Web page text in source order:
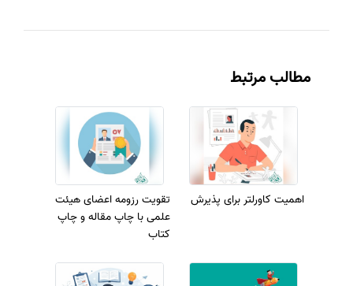
مطالب مرتبط
اهمیت کاورلتر برای پذیرش
تقویت رزومه اعضای هیئت
علمی با چاپ مقاله و چاپ
کتاب